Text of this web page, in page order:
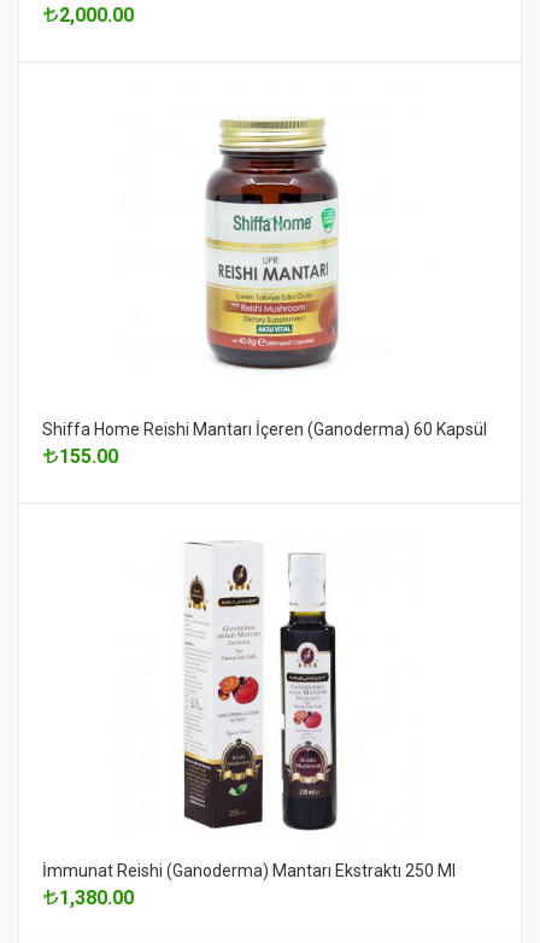
2,000.00
Shiffa Home Reishi Mantarı İçeren (Ganoderma) 60 Kapsül
155.00
İmmunat Reishi (Ganoderma) Mantarı Ekstraktı 250 Ml
1,380.00